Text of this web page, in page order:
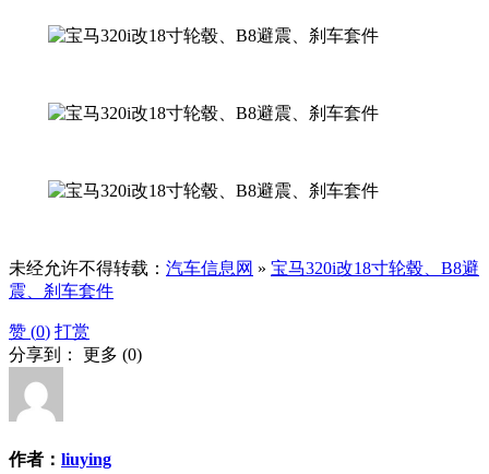
未经允许不得转载： 汽车信息网 » 宝马320i改18寸轮毂、B8避
震、刹车套件
赞 (0) 打赏
分享到： 更多 (0)
作者： liuying